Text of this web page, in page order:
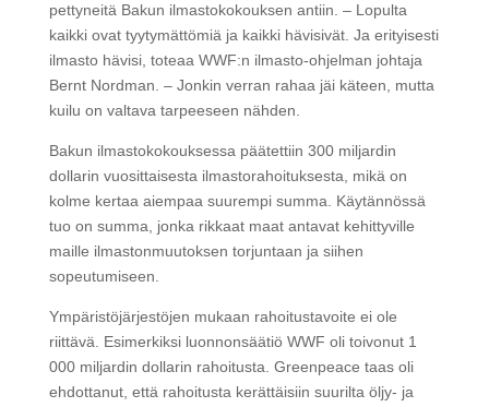
pettyneitä Bakun ilmastokokouksen antiin. – Lopulta
kaikki ovat tyytymättömiä ja kaikki hävisivät. Ja erityisesti
ilmasto hävisi, toteaa WWF:n ilmasto-ohjelman johtaja
Bernt Nordman. – Jonkin verran rahaa jäi käteen, mutta
kuilu on valtava tarpeeseen nähden.
Bakun ilmastokokouksessa päätettiin 300 miljardin
dollarin vuosittaisesta ilmastorahoituksesta, mikä on
kolme kertaa aiempaa suurempi summa. Käytännössä
tuo on summa, jonka rikkaat maat antavat kehittyville
maille ilmastonmuutoksen torjuntaan ja siihen
sopeutumiseen.
Ympäristöjärjestöjen mukaan rahoitustavoite ei ole
riittävä. Esimerkiksi luonnonsäätiö WWF oli toivonut 1
000 miljardin dollarin rahoitusta. Greenpeace taas oli
ehdottanut, että rahoitusta kerättäisiin suurilta öljy- ja